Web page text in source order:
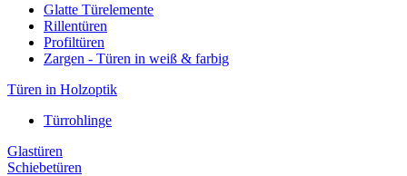
Glatte Türelemente
Rillentüren
Profiltüren
Zargen - Türen in weiß & farbig
Türen in Holzoptik
Türrohlinge
Glastüren
Schiebetüren